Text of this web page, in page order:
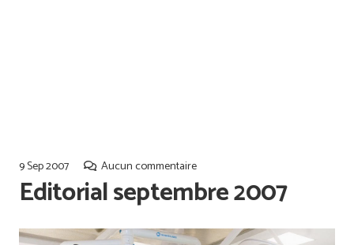
9 Sep 2007 Aucun commentaire
Editorial septembre 2007